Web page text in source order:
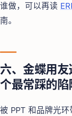
谁做，可以再读
南。
六、金蝶用
个最常踩的陷
被 PPT 和品牌光